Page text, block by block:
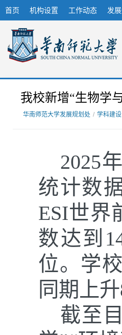
首页 机构设置 工作动态 发
我校新增“生物学
华南师范大学发展规划处 / 学科建设
2025
统计数
ESI世界
数达到
位。学
同期上升
截至